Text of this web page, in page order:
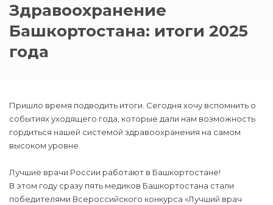
Здравоохранение
Башкортостана: итоги 2025
года
Пришло время подводить итоги. Сегодня хочу вспомнить о
событиях уходящего года, которые дали нам возможность
гордиться нашей системой здравоохранения на самом
высоком уровне.
Лучшие врачи России работают в Башкортостане!
В этом году сразу пять медиков Башкортостана стали
победителями Всероссийского конкурса «Лучший врач